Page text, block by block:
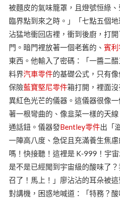
被麵皮的氣味籠罩，且燈號恒綠
臨界點到來之時。」「七點五個
沾猛地衝回店裡，衝到後廚，打
門。暗門裡放著一個老舊的、 賓
東西。他輸入了密碼：「一醬二
料界汽車零件的基礎公式，只有
保險藍寶堅尼零件箱打開，裡面
異紅色光芒的儀器。這儀器很像
著一根彎曲的、像韭菜一樣的天
通話鈕。儀器發Bentley零件出「
一陣高八度、急促且充滿養生焦
嗎！快接聽！這裡是 K-999！宇
是不是已經聞到宇宙級的酸味了
召了！馬上！」廖沾沾的耳朵被
對講機，困惑地喊道：「特務？